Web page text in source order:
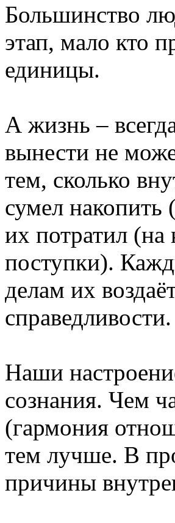
Большинство
этап, мало кто
единицы.
А жизнь –
вынести не
тем, сколько
сумел накопить
их потратил
поступки).
делам их
справедливости.
Наши
сознания. Чем
(гармония
тем лучше. В
причины